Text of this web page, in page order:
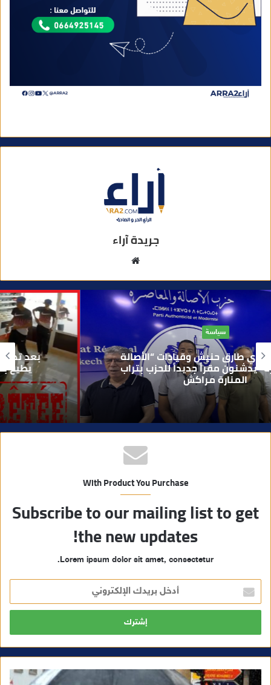
جريدة آراء
ق
ع
و
ي
ب
بعد تداول فيديو يوثق العملية.. أمن مراكش
يطيح بقاصر مشتبه في تورطه في سرقة
مسلحة..
With Product You Purchase
Subscribe to our mailing list to get
the new updates!
Lorem ipsum dolor sit amet, consectetur.
خ
ل
ر
ا